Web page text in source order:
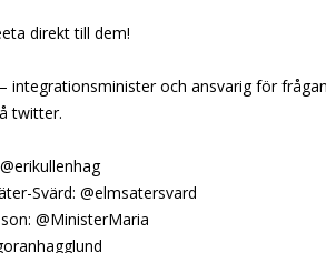
direkt till dem!
integrationsminister och ansvarig för
twitter.
Svärd: @elmsatersvard
@MinisterMaria